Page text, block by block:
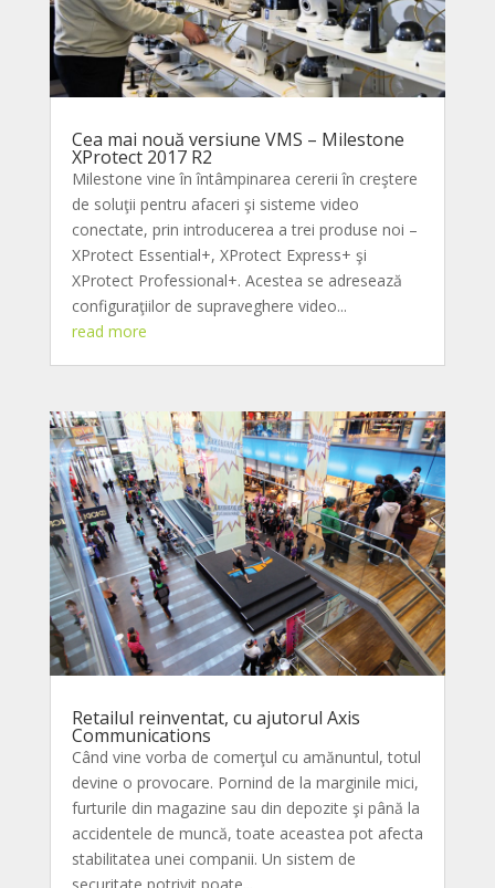
Cea mai nouă versiune VMS – Milestone
XProtect 2017 R2
Milestone vine în întâmpinarea cererii în creştere
de soluţii pentru afaceri şi sisteme video
conectate, prin introducerea a trei produse noi –
XProtect Essential+, XProtect Express+ şi
XProtect Professional+. Acestea se adresează
configuraţiilor de supraveghere video...
read more
Retailul reinventat, cu ajutorul Axis
Communications
Când vine vorba de comerţul cu amănuntul, totul
devine o provocare. Pornind de la marginile mici,
furturile din magazine sau din depozite şi până la
accidentele de muncă, toate aceastea pot afecta
stabilitatea unei companii. Un sistem de